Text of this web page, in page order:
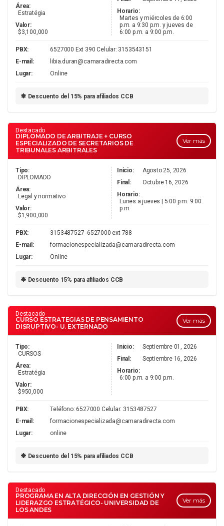
Área:
Estratégia
Valor:
$3,100,000
Horario:
Martes y miércoles de 6:00
p.m. a 9:30 p.m. y jueves de
6:00 p.m. a 9:00 p.m.
PBX:
6527000 Ext 390 Celular: 3153543151
E-mail:
libia.duran@camaradirecta.com
Lugar:
Online
Descuento del 15% para afiliados CCB
Ver más
Destacado
DIPLOMADO DE ARBITRAJE + CURSO
ESPECIALIZADO DE SECRETARIOS DE
TRIBUNALES ARBITRALES
Tipo:
DIPLOMADO
Área:
Legal y normativo
Valor:
$1,900,000
Inicio:
Agosto 25, 2026
Final:
Octubre 16, 2026
Horario:
Lunes a jueves | 5:00 p.m. 9:00
p.m.
PBX:
3153487527 -6527000 ext 788
E-mail:
formacionespecializada@camaradirecta.com
Lugar:
Online
Descuento 15% para afiliados CCB
Ver más
Destacado
CURSO ESTRATEGIAS DE PENSAMIENTO
DISRUPTIVO- U. EXTERNADO
Tipo:
CURSOS
Área:
Estratégia
Valor:
$950,000
Inicio:
Septiembre 01, 2026
Final:
Septiembre 16, 2026
Horario:
6:00 p.m. a 9:00 p.m.
PBX:
Teléfono: 6527000 Celular: 3153487527
E-mail:
formacionespecializada@camaradirecta.com
Lugar:
online
Descuento del 15% para afiliados CCB
Ver más
Destacado
PROGRAMA EN ALTA DIRECCIÓN EN GESTIÓN Y
LIDERAZGO ESTRATÉGICO- UNIVERSIDAD DE
LOS ANDES